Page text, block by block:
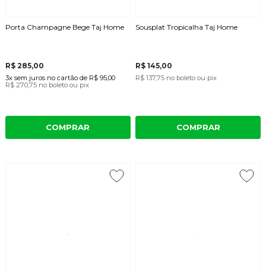
Porta Champagne Bege Taj Home
R$ 285,00
3x sem juros no cartãode R$ 95,00
R$ 270,75 no boleto ou pix
COMPRAR
Sousplat Tropicalha Taj Home
R$ 145,00
R$ 137,75 no boleto ou pix
COMPRAR